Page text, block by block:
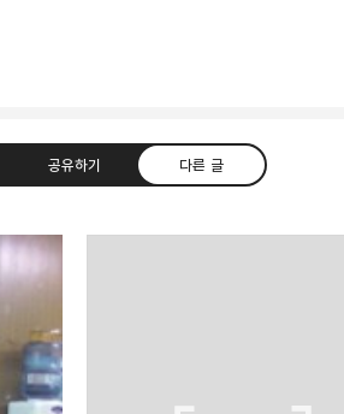
공유하기 다른 글